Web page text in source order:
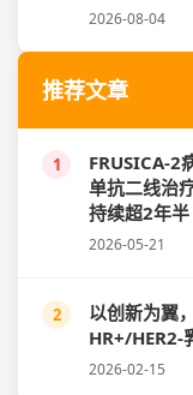
2026-08-04
推荐文章
1
FRUSICA-2
单抗二线治
持续超2年半
2026-05-21
2
以创新为翼
HR+/HER2-
2026-02-15